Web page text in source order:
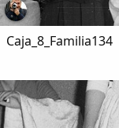
Caja_8_Familia134